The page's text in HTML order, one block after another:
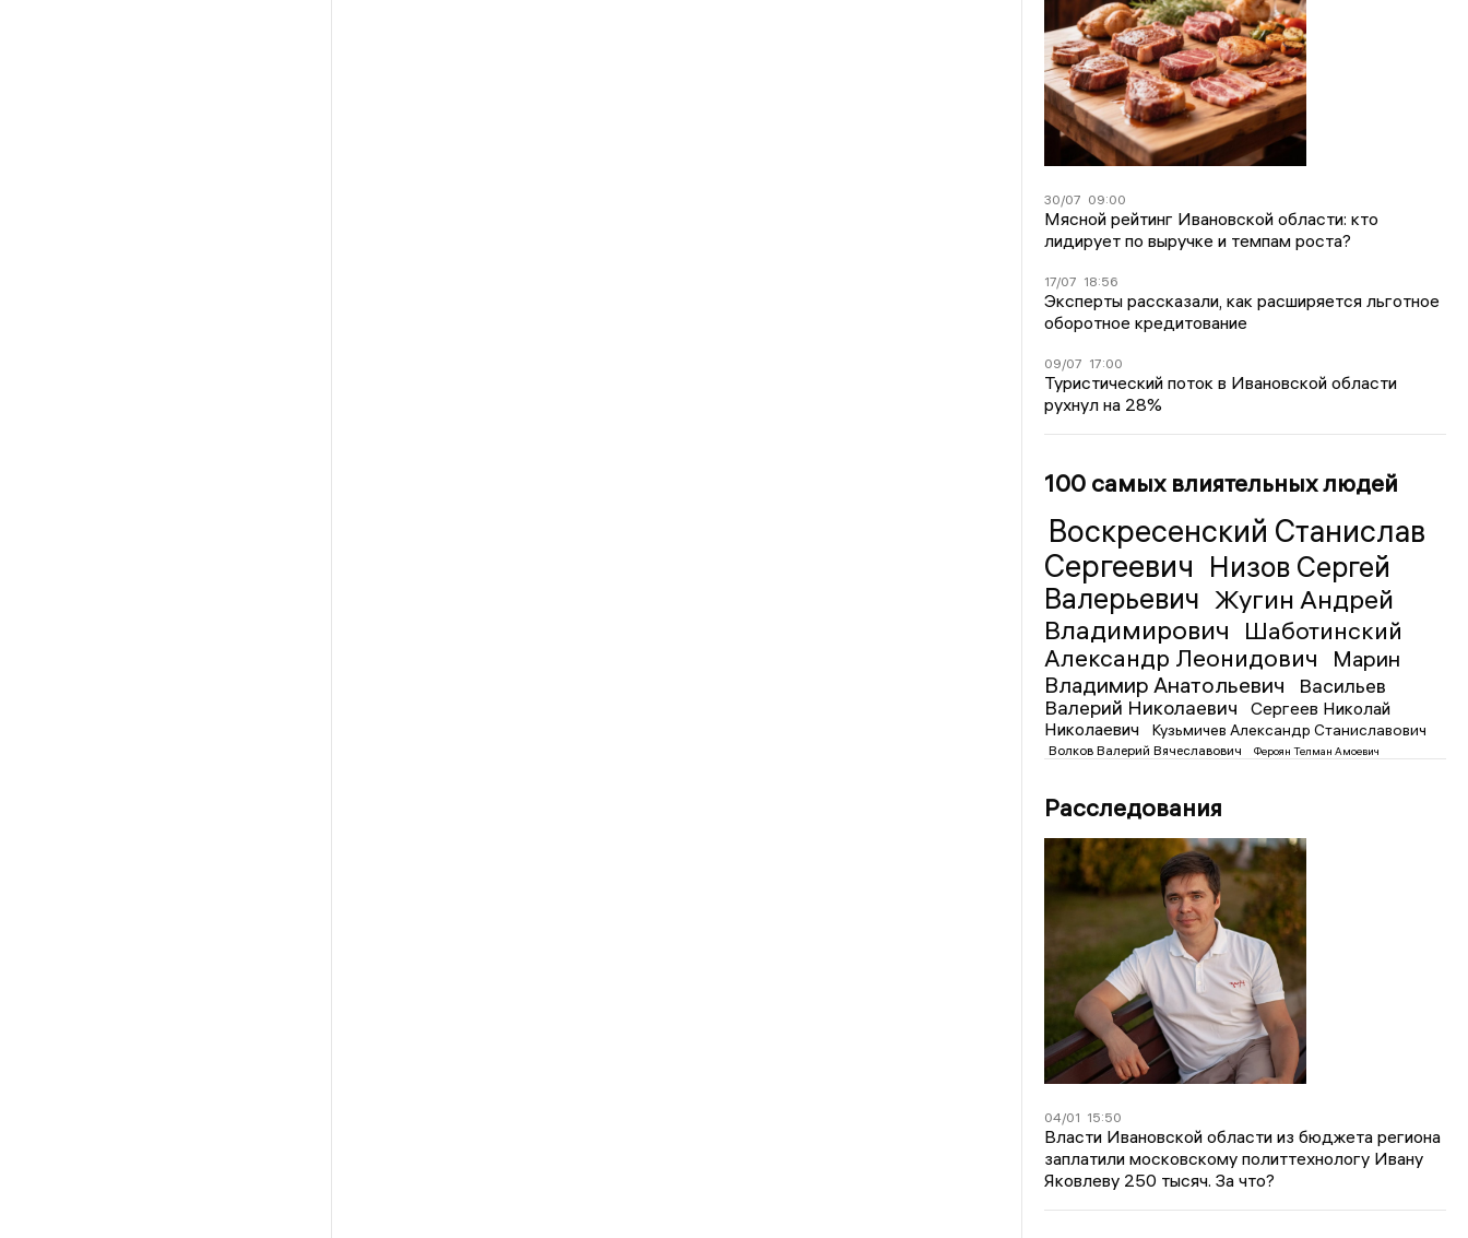
30/07 09:00
Мясной рейтинг Ивановской области: кто
лидирует по выручке и темпам роста?
17/07 18:56
Эксперты рассказали, как расширяется льготное
оборотное кредитование
09/07 17:00
Туристический поток в Ивановской области
рухнул на 28%
100 самых влиятельных людей
Воскресенский Станислав
Сергеевич Низов Сергей
Валерьевич Жугин Андрей
Владимирович
Шаботинский
Александр Леонидович
Марин
Владимир Анатольевич
Васильев
Валерий Николаевич
Сергеев Николай
Николаевич
Кузьмичев Александр Станиславович
Волков Валерий Вячеславович Фероян Телман Амоевич
Расследования
04/01 15:50
Власти Ивановской области из бюджета региона
заплатили московскому политтехнологу Ивану
Яковлеву 250 тысяч. За что?